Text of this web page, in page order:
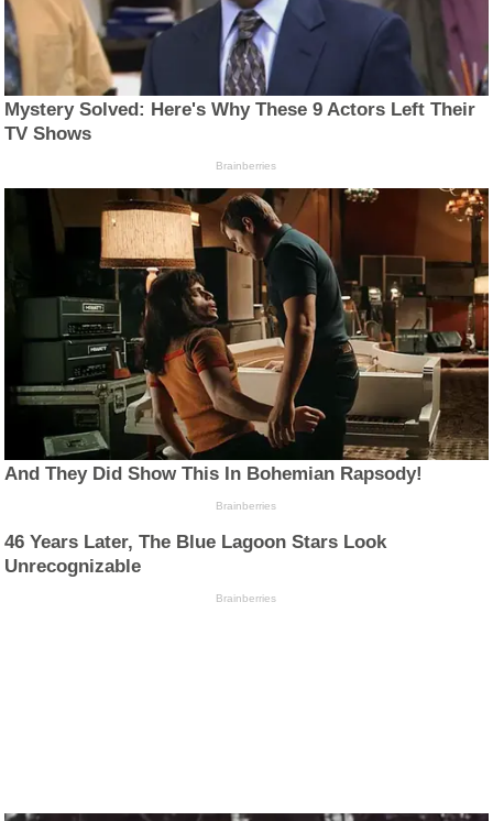
Mystery Solved: Here's Why These 9 Actors Left Their
TV Shows
Brainberries
And They Did Show This In Bohemian Rapsody!
Brainberries
46 Years Later, The Blue Lagoon Stars Look
Unrecognizable
Brainberries